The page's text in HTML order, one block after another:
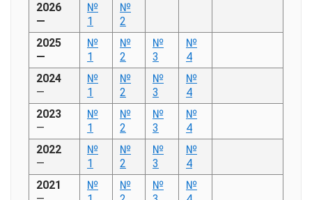
2026
—
№
1
№
2
2025
—
№
1
№
2
№
3
№
4
2024
—
№
1
№
2
№
3
№
4
2023
—
№
1
№
2
№
3
№
4
2022
—
№
1
№
2
№
3
№
4
2021
№
№
№
№